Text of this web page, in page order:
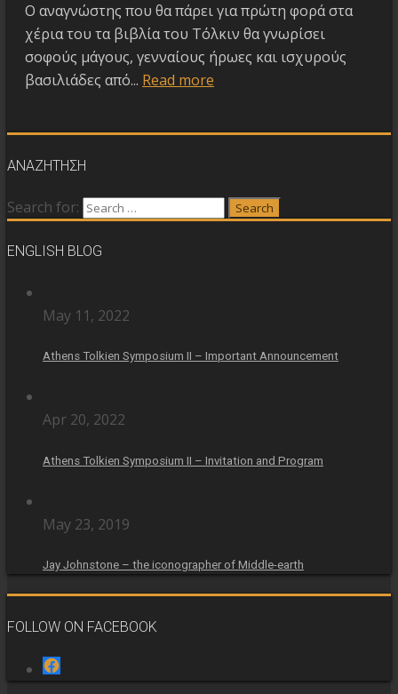
Ο αναγνώστης που θα πάρει για πρώτη φορά στα
χέρια του τα βιβλία του Τόλκιν θα γνωρίσει
σοφούς μάγους, γενναίους ήρωες και ισχυρούς
βασιλιάδες από... Read more
ΑΝΑΖΗΤΗΣΗ
Search for: Search
ENGLISH BLOG
May 11, 2022
Athens Tolkien Symposium II – Important Announcement
Apr 20, 2022
Athens Tolkien Symposium II – Invitation and Program
May 23, 2019
Jay Johnstone – the iconographer of Middle-earth
FOLLOW ON FACEBOOK